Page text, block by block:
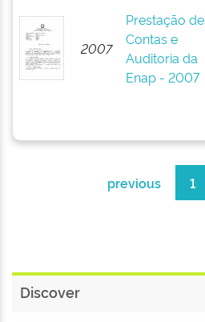
2007
Prestação de
Contas e
Auditoria da
Enap - 2007
previous 1
Discover